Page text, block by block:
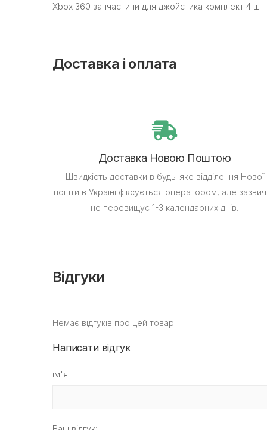
Xbox 360 запчастини для джойстика комплект 4 шт.
Доставка і оплата
Доставка Новою Поштою
Швидкість доставки в будь-яке відділення Нової
пошти в Україні фіксується оператором, але
не перевищує 1-3 календарних днів.
Відгуки
Немає відгуків про цей товар.
Написати відгук
ім'я